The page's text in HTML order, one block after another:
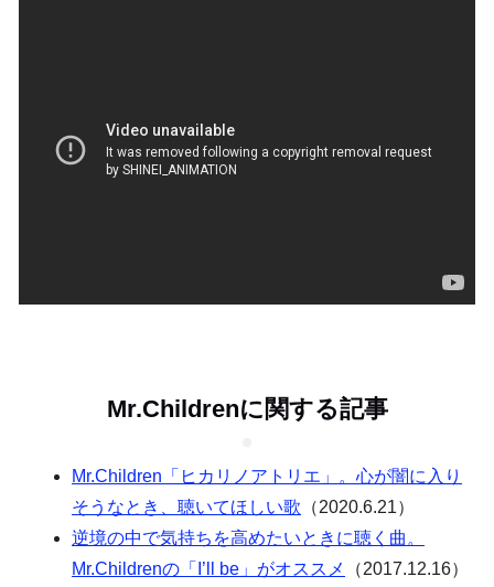
Mr.Childrenに関する記事
Mr.Children「ヒカリノアトリエ」。心が闇に入り
そうなとき、聴いてほしい歌 （2020.6.21）
逆境の中で気持ちを高めたいときに聴く曲。
Mr.Childrenの「I’ll be」がオススメ
（2017.12.16）